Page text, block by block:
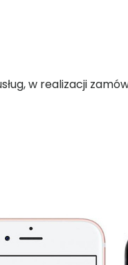
w realizacji